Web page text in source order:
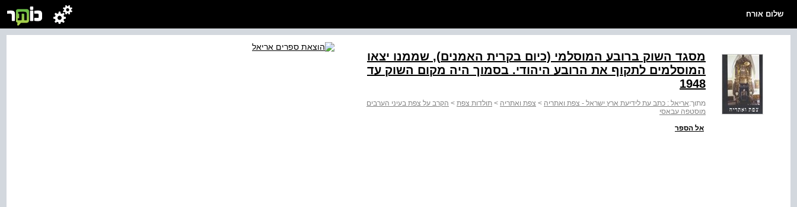
שלום אורח
מסגד השוק ברובע המוסלמי (כיום בקרית האמנים‭,(‬ שממנו יצאו
המוסלמים לתקוף את הרובע היהודי. בסמוך היה מקום השוק עד
1948
מתוך:אריאל : כתב עת לידיעת ארץ ישראל - צפת ואתריה > צפת ואתריה > תולדות צפת > הקרב על צפת בעיני הערבים
מוסטפה עבאסי
אל הספר